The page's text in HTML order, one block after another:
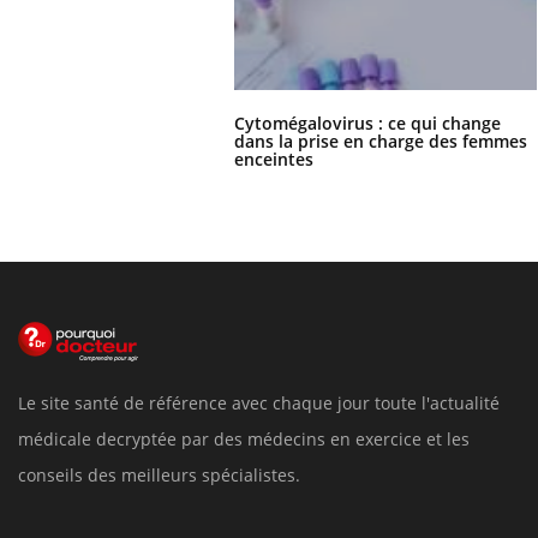
Cytomégalovirus : ce qui change
dans la prise en charge des femmes
enceintes
Le site santé de référence avec chaque jour toute l'actualité
médicale decryptée par des médecins en exercice et les
conseils des meilleurs spécialistes.